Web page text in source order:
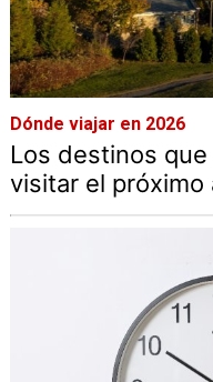
Dónde viajar en 2026
Los destinos
visitar el próximo